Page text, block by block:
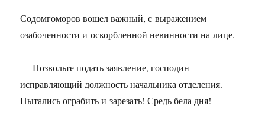
Содомгоморов вошел важный, с выражением
озабоченности и оскорбленной невинности на лице.
— Позвольте подать заявление, господин
исправляющий должность начальника отделения.
Пытались ограбить и зарезать! Средь бела дня!